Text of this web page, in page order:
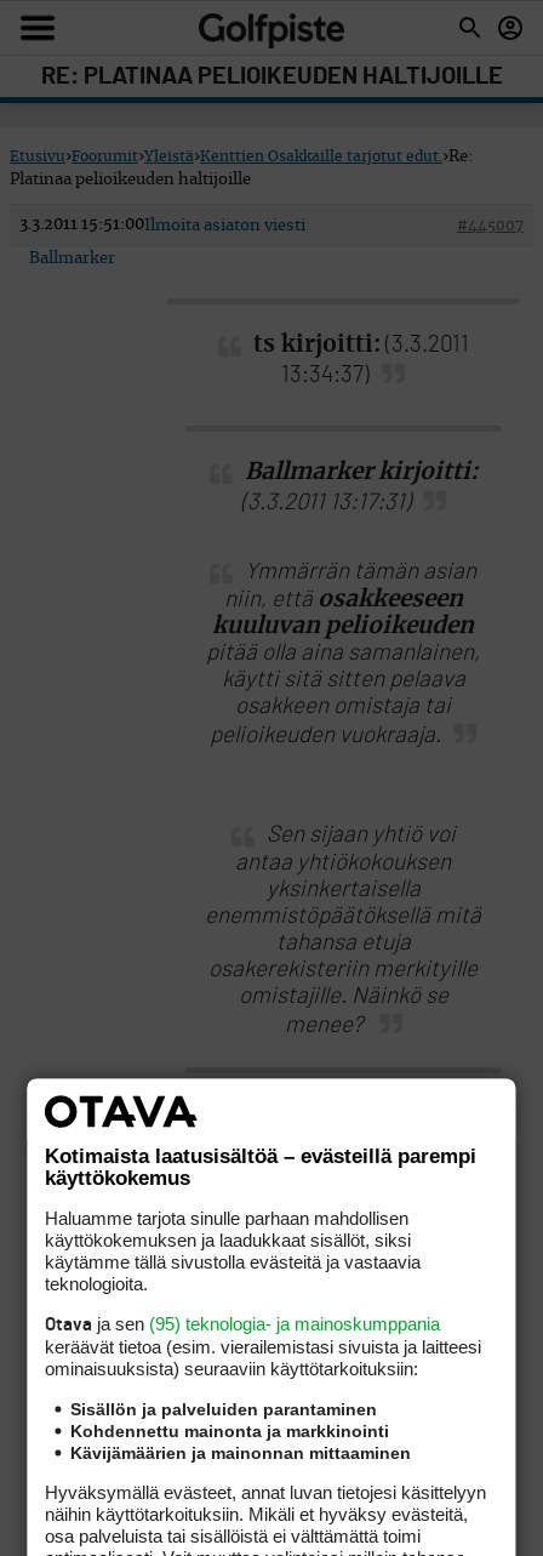
RE: PLATINAA PELIOIKEUDEN HALTIJOILLE
Etusivu›Foorumit›Yleistä›Kenttien Osakkaille tarjotut edut. ›Re:
Platinaa pelioikeuden haltijoille
3.3.2011 15:51:00 #445007
Ilmoita asiaton viesti
Ballmarker
ts kirjoitti: (3.3.2011
13:34:37)
Ballmarker kirjoitti:
(3.3.2011 13:17:31)
Ymmärrän tämän asian
niin, että osakkeeseen
kuuluvan pelioikeuden
pitää olla aina samanlainen,
käytti sitä sitten pelaava
osakkeen omistaja tai
pelioikeuden vuokraaja.
Sen sijaan yhtiö voi
antaa yhtiökokouksen
yksinkertaisella
enemmistöpäätöksellä mitä
tahansa etuja
osakerekisteriin merkityille
omistajille. Näinkö se
menee?
yhtiöjärjestykseen on muistettu
päätetään peliohjesäännöllä,
voidaan tuossa säännössä
hankittu pelioikeus antaa.
Silloin peliohjesäännöstä on
yllättävänkin vapaat kädet
toiminnalleen. Jos tuota ei ole
myöskään päätösoikeutta
juridisesti ole.
Kotimaista laatusisältöä – evästeillä parempi
käyttökokemus
Haluamme tarjota sinulle parhaan mahdollisen
käyttökokemuksen ja laadukkaat sisällöt, siksi
käytämme tällä sivustolla evästeitä ja vastaavia
teknologioita.
Otava ja sen (95) teknologia- ja mainoskumppania
keräävät tietoa (esim. vierailemis­tasi sivuista ja laitteesi
ominaisuuk­sista) seuraaviin käyttötarkoituksiin:
Sisällön ja palveluiden parantaminen
Kohdennettu mainonta ja markkinointi
Kävijämäärien ja mainonnan mittaaminen
Hyväksymällä evästeet, annat luvan tietojesi käsittelyyn
näihin käyttötarkoituksiin. Mikäli et hyväksy evästeitä,
osa palveluista tai sisällöistä ei välttämättä toimi